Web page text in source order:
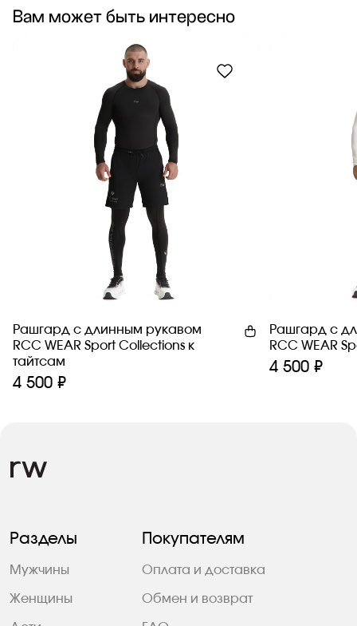
Вам может быть интересно
Рашгард с длинным рукавом
RCC WEAR Sport Сollections к
тайтсам
4 500 ₽
Рашгард с
RCC WEAR
4 500 ₽
Разделы
Мужчины
Женщины
Покупателям
Оплата и доставка
Обмен и возврат